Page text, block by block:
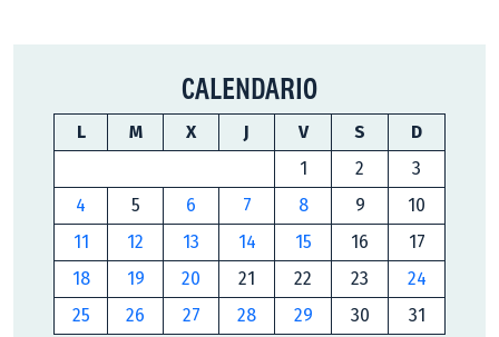
CALENDARIO
L M X J V S
D
1
2
3
4
5 6 7 8 9
10
11
12 13 14 15 16
17
18
19 20 21 22 23
24
25
26 27 28 29 30 31